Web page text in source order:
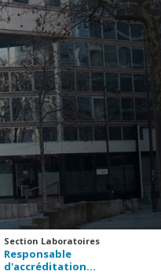
Section Laboratoires
Responsable
d'accréditation…